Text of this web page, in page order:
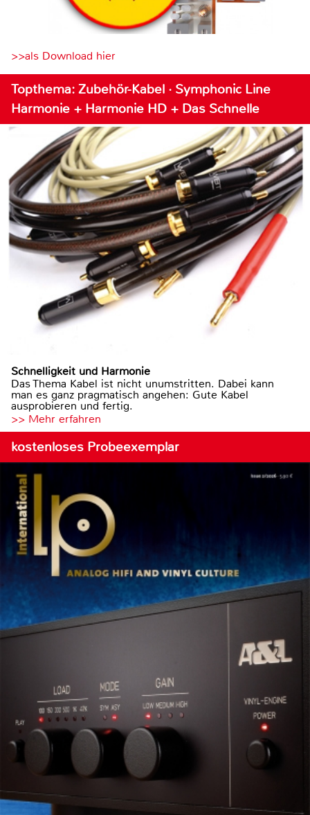
>>als Download hier
Topthema: Zubehör-Kabel · Symphonic Line
Harmonie + Harmonie HD + Das Schnelle
Schnelligkeit und Harmonie
Das Thema Kabel ist nicht unumstritten. Dabei kann
man es ganz pragmatisch angehen: Gute Kabel
ausprobieren und fertig.
>> Mehr erfahren
kostenloses Probeexemplar